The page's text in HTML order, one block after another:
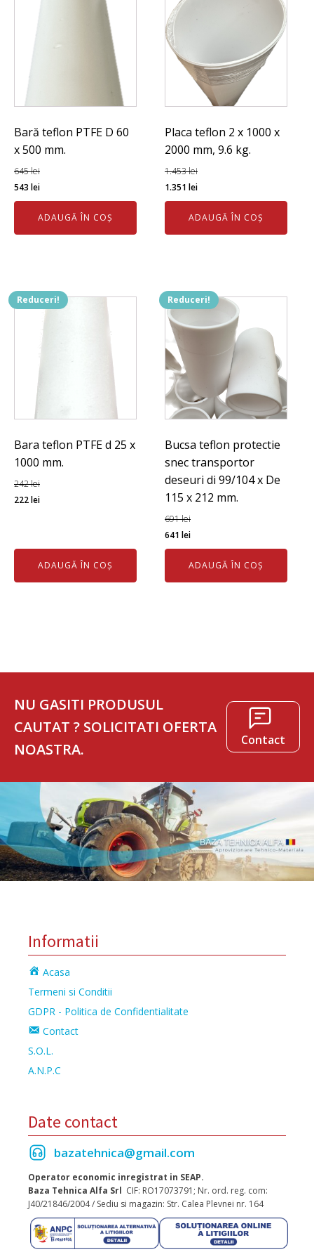
Bară teflon PTFE D 60
x 500 mm.
645lei
Prețul
inițial
fost:
543 leiPrețul
curent
este:
543 lei.
ADAUGĂ ÎN COȘ
Placa teflon 2 x 1000 x
2000 mm, 9.6 kg.
1.453lei
Prețul
inițial
fost:
1.351leiPrețul
curent
este:
1.351 lei.
ADAUGĂ ÎN COȘ
Reduceri!
Bara teflon PTFE d 25 x
1000 mm.
242lei
Prețul
fost:
242 lei.
222leiPrețul
222 lei.
ADAUGĂ ÎN COȘ
Reduceri!
Bucsa teflon protectie
snec transportor
deseuri di 99/104 x De
115 x 212 mm.
691lei
Prețul
inițial
fost:
641leiPrețul
curent
este:
641 lei.
ADAUGĂ ÎN COȘ
NU GASITI PRODUSUL
CAUTAT ? SOLICITATI OFERTA
NOASTRA.
Contact
Informatii
Acasa
Termeni si Conditii
GDPR - Politica de Confidentialitate
Contact
S.O.L.
A.N.P.C
Date contact
bazatehnica@gmail.com
Operator economic inregistrat in SEAP.
Baza Tehnica Alfa Srl CIF: RO17073791; Nr. ord. reg. com:
J40/21846/2004 / Sediu si magazin: Str. Calea Plevnei nr. 164